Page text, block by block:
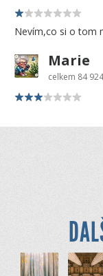
Nevím,co si o tom
Marie
celkem 84